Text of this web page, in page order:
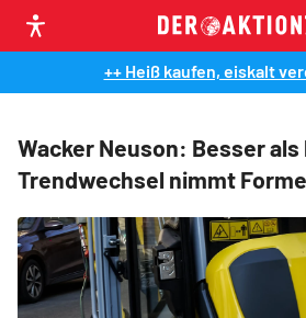
++ Heiß kaufen, eiskalt
Wacker Neuson: Besser
Trendwechsel nimmt